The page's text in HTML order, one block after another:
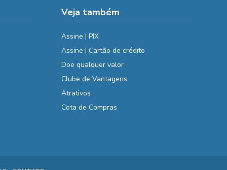
Veja também
Assine | PIX
Assine | Cartão de crédito
Doe qualquer valor
Clube de Vantagens
Atrativos
Cota de Compras